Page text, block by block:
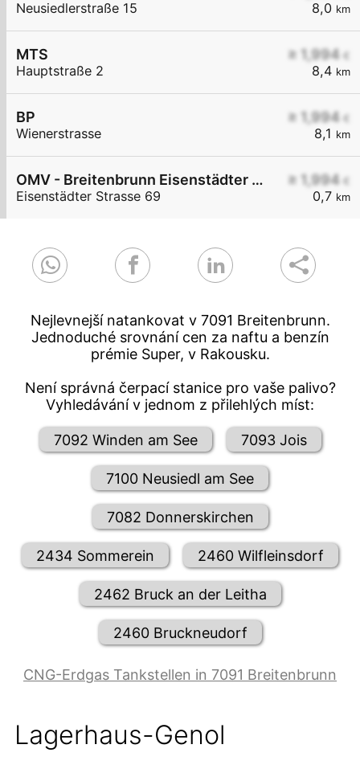
8,0 km
Neusiedlerstraße 15
≥ 1,994 €
8,4 km
MTS
Hauptstraße 2
≥ 1,994 €
8,1 km
BP
Wienerstrasse
≥ 1,994 €
0,7 km
OMV - Breitenbrunn Eisenstädter Straße 69
Eisenstädter Strasse 69
Nejlevnejší natankovat v 7091 Breitenbrunn.
Jednoduché srovnání cen za naftu a benzín
prémie Super, v Rakousku.
Není správná čerpací stanice pro vaše palivo?
Vyhledávání v jednom z přilehlých míst:
7092 Winden am See 7093 Jois
7100 Neusiedl am See
7082 Donnerskirchen
2434 Sommerein 2460 Wilfleinsdorf
2462 Bruck an der Leitha
2460 Bruckneudorf
CNG-Erdgas Tankstellen in 7091 Breitenbrunn
Lagerhaus-Genol